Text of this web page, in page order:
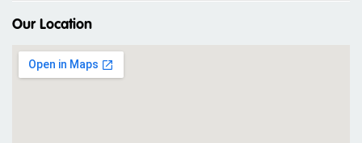
Our Location